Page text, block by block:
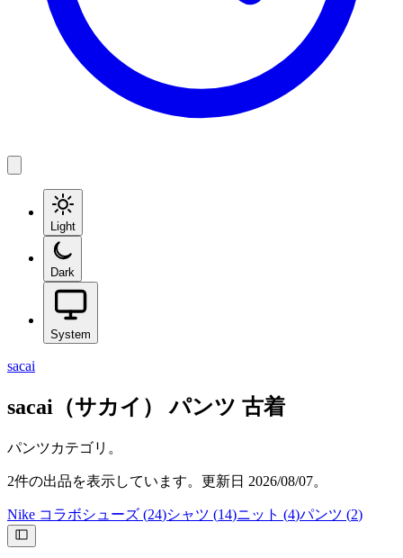
Light
Dark
System
sacai
sacai（サカイ） パンツ 古着
パンツカテゴリ。
2件の出品を表示しています。更新日 2026/08/07。
Nike コラボシューズ (24)シャツ (14)ニット (4)パンツ (2)